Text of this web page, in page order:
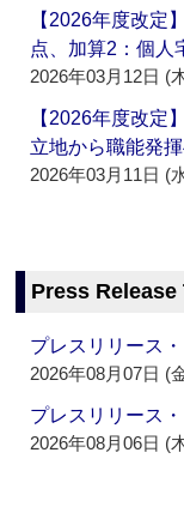
【2026年度改定
点、加算2：個
2026年03月12日 (
【2026年度改定
立地から職能発
2026年03月11日 (
Press
プレスリリース
2026年08月07日 (
プレスリリース
2026年08月06日 (